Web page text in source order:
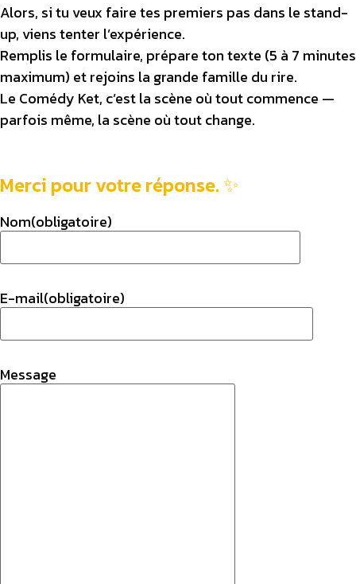
Alors, si tu veux faire tes premiers pas dans le stand-
up, viens tenter l’expérience.
Remplis le formulaire, prépare ton texte (5 à 7 minutes
maximum) et rejoins la grande famille du rire.
Le Comédy Ket, c’est la scène où tout commence —
parfois même, la scène où tout change.
Merci pour votre réponse. ✨
Nom(obligatoire)
E-mail(obligatoire)
Message